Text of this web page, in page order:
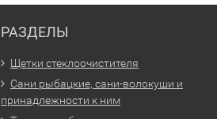
РАЗДЕЛЫ
Щетки стеклоочистителя
Сани рыбацкие, сани-волокуши и
принадлежности к ним